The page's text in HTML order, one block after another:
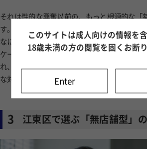
す。 「私の体は、こんなに頑張っていたんだ
なに丁寧に扱われるべき存在なんだ」 肌を通
ケーションは、言葉以上にダイレクトに心に
れ、愛でられることで、あなたは自分自身を
な対象」として再認識できるようになるので